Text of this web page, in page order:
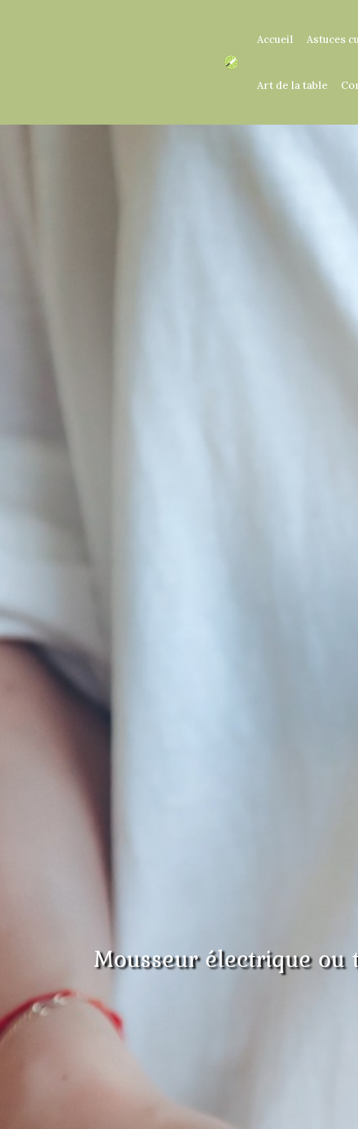
Accueil Astuces
Art de la table
Mousseur électrique